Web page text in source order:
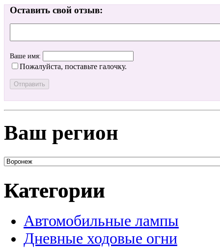
Оставить свой отзыв:
Ваше имя:
Пожалуйста, поставьте галочку.
Ваш регион
Категории
Автомобильные лампы
Дневные ходовые огни